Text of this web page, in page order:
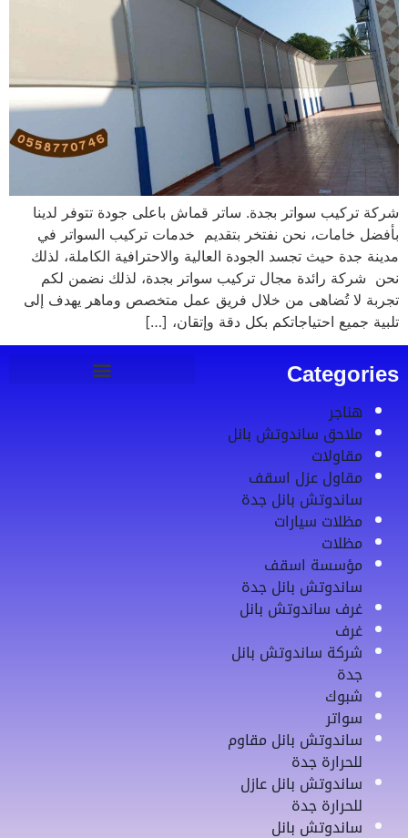
شركة تركيب سواتر بجدة. ساتر قماش باعلى جودة تتوفر لدينا
بأفضل خامات، نحن نفتخر بتقديم خدمات تركيب السواتر في
مدينة جدة حيث تجسد الجودة العالية والاحترافية الكاملة، لذلك
نحن شركة رائدة مجال تركيب سواتر بجدة، لذلك نضمن لكم
تجربة لا تُضاهى من خلال فريق عمل متخصص وماهر يهدف إلى
تلبية جميع احتياجاتكم بكل دقة وإتقان، […]
Categories
هناجر
ملاحق ساندوتش بانل
مقاولات
مقاول عزل اسقف
ساندوتش بانل جدة
مظلات سيارات
مظلات
مؤسسة اسقف
ساندوتش بانل جدة
غرف ساندوتش بانل
غرف
شركة ساندوتش بانل
جدة
شبوك
سواتر
ساندوتش بانل مقاوم
للحرارة جدة
ساندوتش بانل عازل
للحرارة جدة
ساندوتش بانل